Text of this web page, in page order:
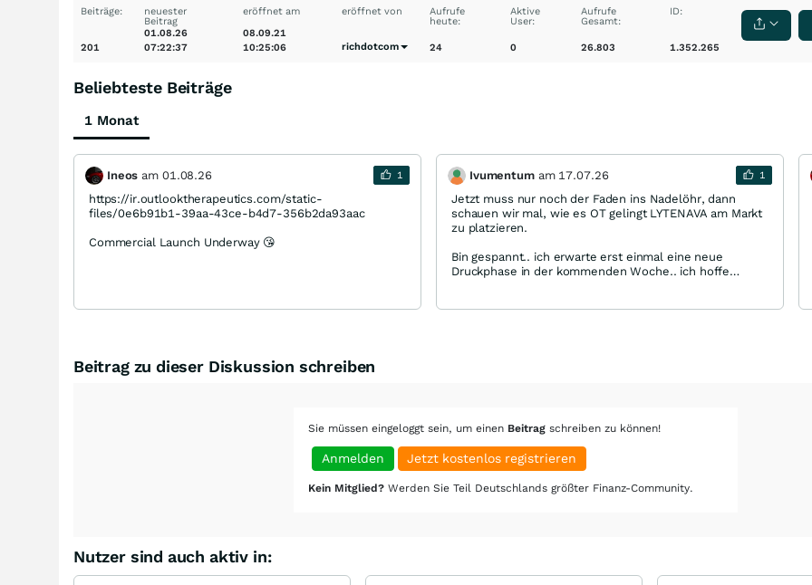
Beiträge:
201
neuester
Beitrag
01.08.26
07:22:37
eröffnet am
08.09.21
10:25:06
eröffnet von
richdotcom
Aufrufe
heute:
24
Aktive
User:
0
Aufrufe
Gesamt:
26.803
ID:
1.352.265
Beliebteste Beiträge
1 Monat
Ineos am 01.08.26 1
https://ir.outlooktherapeutics.com/static-
files/0e6b91b1-39aa-43ce-b4d7-356b2da93aac
Commercial Launch Underway 😘
Ivumentum am 17.07.26 1
Jetzt muss nur noch der Faden ins Nadelöhr, dann
schauen wir mal, wie es OT gelingt LYTENAVA am Markt
zu platzieren.
Bin gespannt.. ich erwarte erst einmal eine neue
Druckphase in der kommenden Woche.. ich hoffe
Beitrag zu dieser Diskussion schreiben
Sie müssen eingeloggt sein, um einen Beitrag schreiben zu können!
Anmelden Jetzt kostenlos registrieren
Kein Mitglied? Werden Sie Teil Deutschlands größter Finanz-Community.
Nutzer sind auch aktiv in: